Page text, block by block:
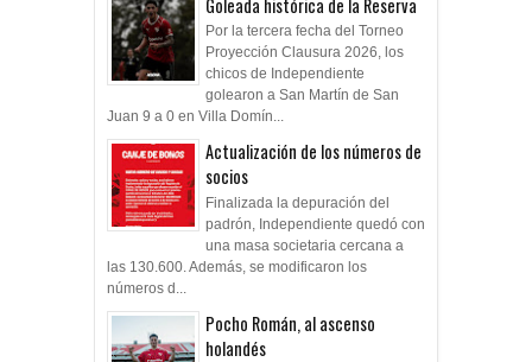
Goleada histórica de la Reserva
Por la tercera fecha del Torneo
Proyección Clausura 2026, los
chicos de Independiente
golearon a San Martín de San
Juan 9 a 0 en Villa Domín...
Actualización de los números de
socios
Finalizada la depuración del
padrón, Independiente quedó con
una masa societaria cercana a
las 130.600. Además, se modificaron los
números d...
Pocho Román, al ascenso
holandés